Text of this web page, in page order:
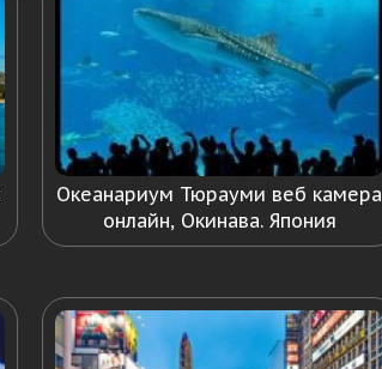
Океанариум Тюрауми веб камера
онлайн, Окинава. Япония